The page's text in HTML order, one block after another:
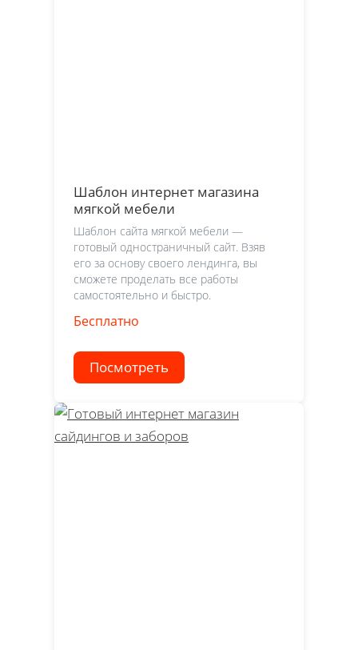
Шаблон интернет магазина
мягкой мебели
Шаблон сайта мягкой мебели —
готовый одностраничный сайт. Взяв
его за основу своего лендинга, вы
сможете проделать все работы
самостоятельно и быстро.
Бесплатно
Посмотреть